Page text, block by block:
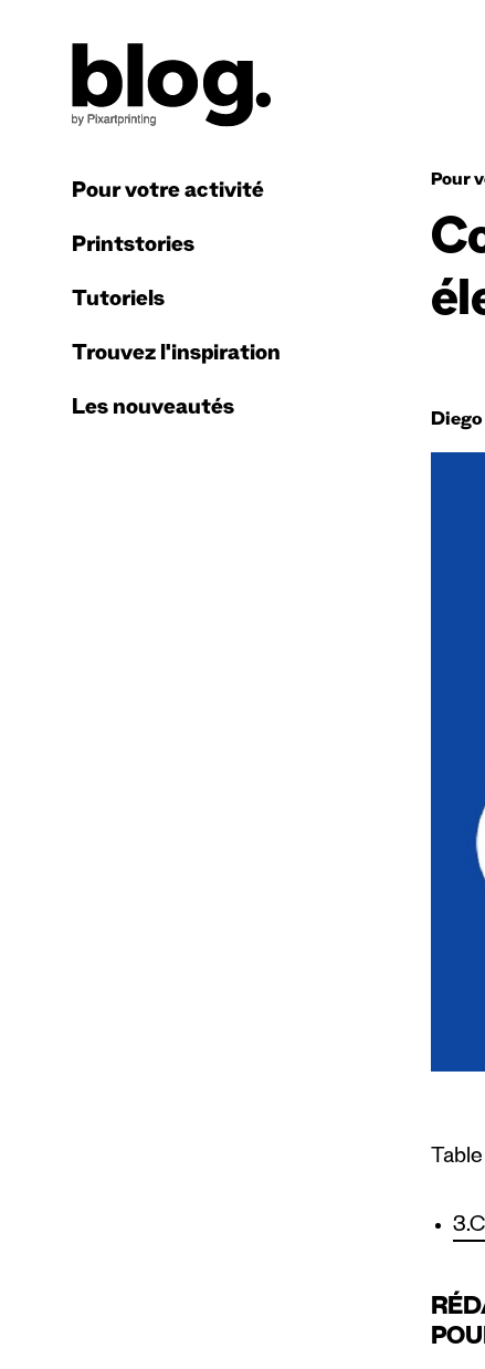
Pour votre activité
Printstories
Tutoriels
Trouvez l'inspiration
Les nouveautés
Pour